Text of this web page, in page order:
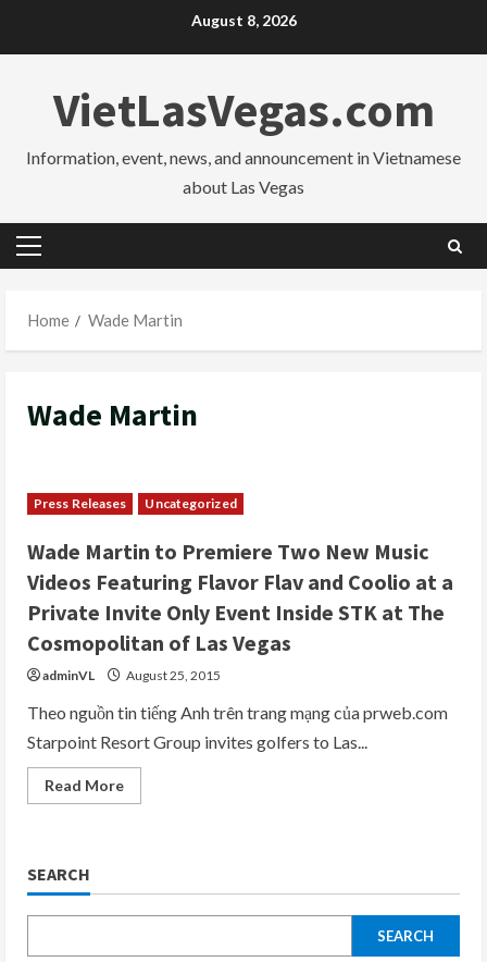
August 8, 2026
VietLasVegas.com
Information, event, news, and announcement in Vietnamese
about Las Vegas
Primary
Home
Wade Martin
Wade Martin
Press Releases Uncategorized
Wade Martin to Premiere Two New Music
Videos Featuring Flavor Flav and Coolio at a
Private Invite Only Event Inside STK at The
Cosmopolitan of Las Vegas
adminVL August 25, 2015
Theo nguồn tin tiếng Anh trên trang mạng của prweb.com
Starpoint Resort Group invites golfers to Las...
Read MoreRead
more
Two
Music
Featuring
SEARCH
SEARCH